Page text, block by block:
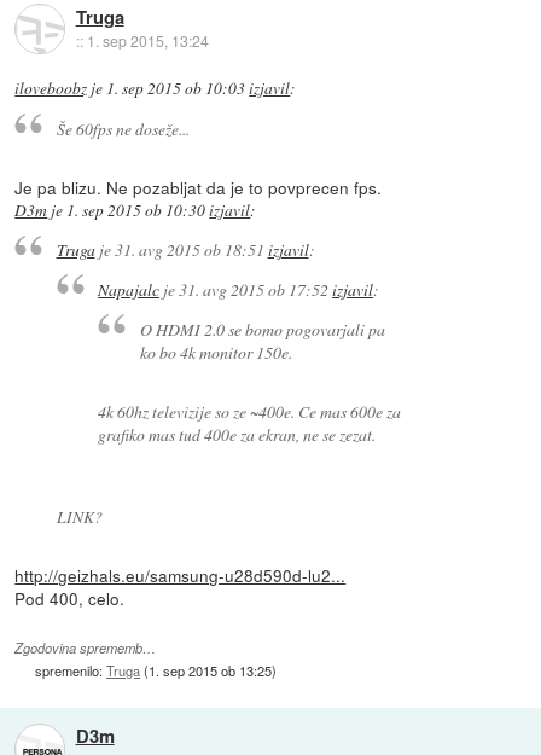
Truga
:: 1. sep 2015, 13:24
iloveboobz je 1. sep 2015 ob 10:03izjavil:
Še 60fps ne doseže...
Je pa blizu. Ne pozabljat da je to povprecen fps.
D3m je 1. sep 2015 ob 10:30izjavil:
Trugaje31. avg 2015 ob 18:51 izjavil:
Napajalc je31. avg 2015 ob 17:52izjavil:
O HDMI 2.0 se bomo pogovarjali pa
ko bo 4k monitor 150e.
4k 60hz televizije so ze ~400e. Ce mas 600e za
grafiko mas tud 400e za ekran, ne se zezat.
LINK?
http://geizhals.eu/samsung-u28d590d-lu2...
Pod 400, celo.
Zgodovina sprememb…
spremenilo:Truga(1. sep 2015 ob 13:25)
D3m